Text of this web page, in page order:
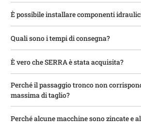
È possibile installare componenti
Quali sono i tempi di consegna?
È vero che SERRA è stata acquisita?
Perché il passaggio tronco non
massima di taglio?
Perché alcune macchine sono zincate e